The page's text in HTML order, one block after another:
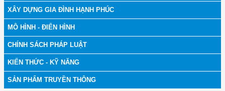
XÂY DỰNG GIA ĐÌNH HẠNH PHÚC
MÔ HÌNH - ĐIỂN HÌNH
CHÍNH SÁCH PHÁP LUẬT
KIẾN THỨC - KỸ NĂNG
SẢN PHẨM TRUYỀN THÔNG